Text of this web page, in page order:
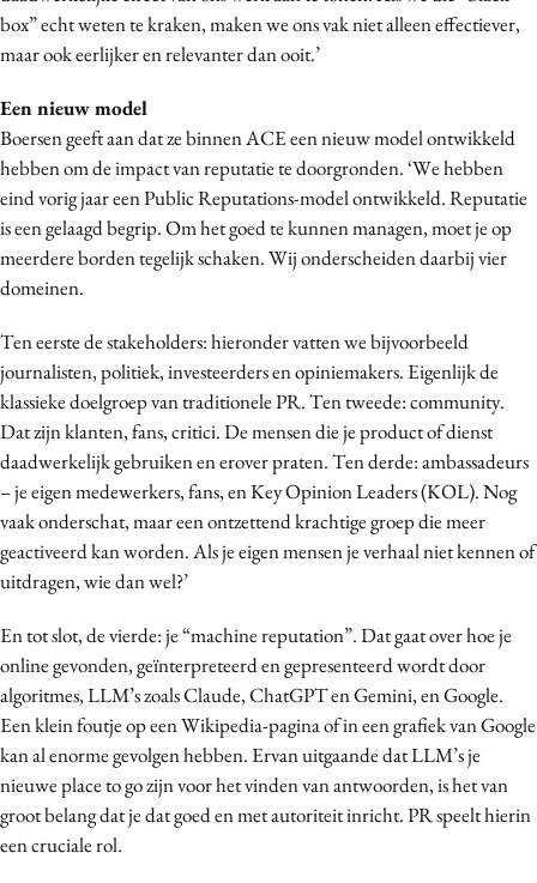
box” echt weten te kraken, maken we ons vak niet alleen effectiever,
maar ook eerlijker en relevanter dan ooit.’
Een nieuw model
Boersen geeft aan dat ze binnen ACE een nieuw model ontwikkeld
hebben om de impact van reputatie te doorgronden. ‘We hebben
eind vorig jaar een Public Reputations-model ontwikkeld. Reputatie
is een gelaagd begrip. Om het goed te kunnen managen, moet je op
meerdere borden tegelijk schaken. Wij onderscheiden daarbij vier
domeinen.
Ten eerste de stakeholders: hieronder vatten we bijvoorbeeld
journalisten, politiek, investeerders en opiniemakers. Eigenlijk de
klassieke doelgroep van traditionele PR. Ten tweede: community.
Dat zijn klanten, fans, critici. De mensen die je product of dienst
daadwerkelijk gebruiken en erover praten. Ten derde: ambassadeurs
– je eigen medewerkers, fans, en Key Opinion Leaders (KOL). Nog
vaak onderschat, maar een ontzettend krachtige groep die meer
geactiveerd kan worden. Als je eigen mensen je verhaal niet kennen of
uitdragen, wie dan wel?’
En tot slot, de vierde: je “machine reputation”. Dat gaat over hoe je
online gevonden, geïnterpreteerd en gepresenteerd wordt door
algoritmes, LLM’s zoals Claude, ChatGPT en Gemini, en Google.
Een klein foutje op een Wikipedia-pagina of in een grafiek van Google
kan al enorme gevolgen hebben. Ervan uitgaande dat LLM’s je
nieuwe place to go zijn voor het vinden van antwoorden, is het van
groot belang dat je dat goed en met autoriteit inricht. PR speelt hierin
een cruciale rol.